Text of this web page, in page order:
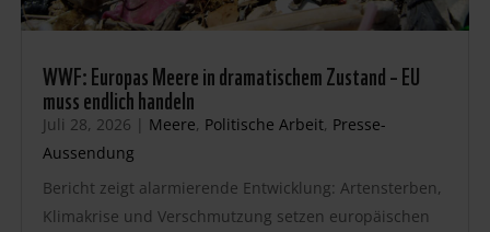
WWF: Europas Meere in dramatischem Zustand – EU
muss endlich handeln
Juli 28, 2026 | Meere, Politische Arbeit, Presse-
Aussendung
Bericht zeigt alarmierende Entwicklung: Artensterben,
Klimakrise und Verschmutzung setzen europäischen